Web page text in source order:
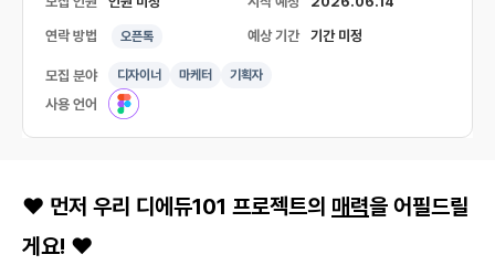
연락 방법 오픈톡 예상 기간 기간 미정
모집 분야 디자이너 마케터 기획자
사용 언어
❤️ 먼저 우리 디에듀101 프로젝트의 매력을 어필드릴
게요! ❤️